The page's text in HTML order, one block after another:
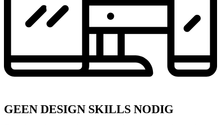
GEEN DESIGN SKILLS NODIG